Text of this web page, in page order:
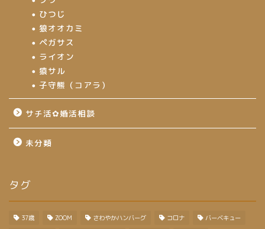
ひつじ
狼オオカミ
ペガサス
ライオン
猿サル
子守熊（コアラ）
サチ活✿婚活相談
未分類
タグ
37歳 ZOOM さわやかハンバーグ コロナ バーベキュー